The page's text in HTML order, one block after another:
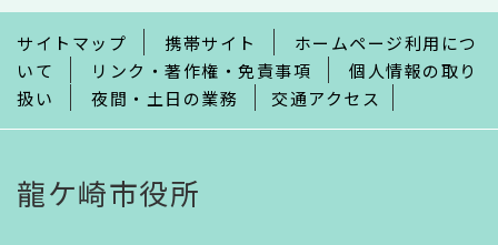
で
サイトマップ 携帯サイト
ホームページ利用につ
いて
リンク・著作権・免責事項
個人情報の取り
扱い
夜間・土日の業務 交通アクセス
龍ケ崎市役所